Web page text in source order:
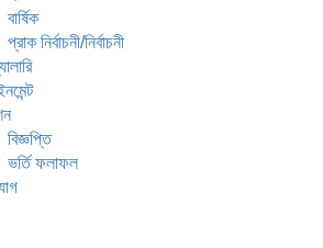
বার্ষিক
প্রাক নির্বাচনী/নির্বাচনী
বিজ্ঞপ্তি
ভর্তি ফলাফল